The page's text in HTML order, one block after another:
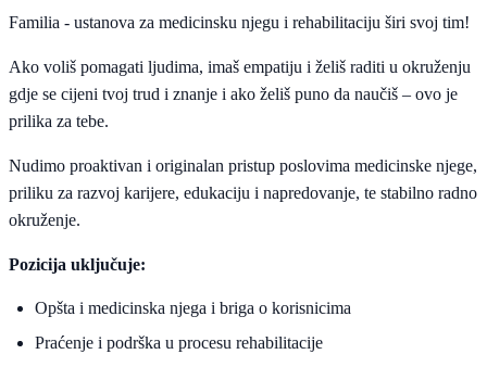
Familia - ustanova za medicinsku njegu i rehabilitaciju širi svoj tim!
Ako voliš pomagati ljudima, imaš empatiju i želiš raditi u okruženju
gdje se cijeni tvoj trud i znanje i ako želiš puno da naučiš – ovo je
prilika za tebe.
Nudimo proaktivan i originalan pristup poslovima medicinske njege,
priliku za razvoj karijere, edukaciju i napredovanje, te stabilno radno
okruženje.
Pozicija uključuje:
Opšta i medicinska njega i briga o korisnicima
Praćenje i podrška u procesu rehabilitacije